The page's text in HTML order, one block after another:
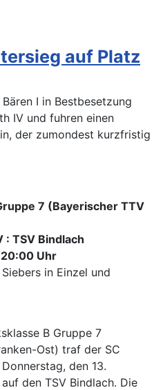
auf Platz
I in Bestbesetzung
IV und fuhren einen
der zumondest kurzfristig
7 (Bayerischer TTV
: TSV Bindlach
Uhr
in Einzel und
B Gruppe 7
Ost) traf der SC
den 13.
den TSV Bindlach. Die